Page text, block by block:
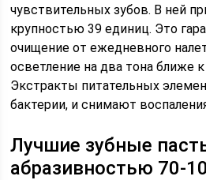
чувствительных зубов. В ней
крупностью 39 единиц. Это
очищение от ежедневного
осветление на два тона ближе
Экстракты питательных
бактерии, и снимают
Лучшие зубные
абразивностью 70-